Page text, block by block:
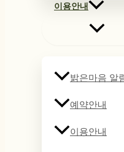
이용안내
밝은마음 알
예약안내
이용안내